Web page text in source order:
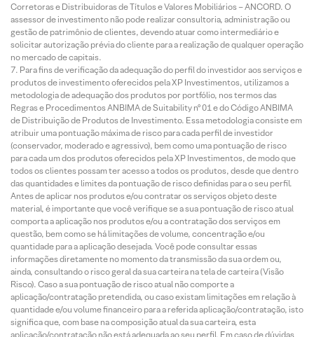
Corretoras e Distribuidoras de Títulos e Valores Mobiliários – ANCORD. O
assessor de investimento não pode realizar consultoria, administração ou
gestão de patrimônio de clientes, devendo atuar como intermediário e
solicitar autorização prévia do cliente para a realização de qualquer operação
no mercado de capitais.
Para fins de verificação da adequação do perfil do investidor aos serviços e
produtos de investimento oferecidos pela XP Investimentos, utilizamos a
metodologia de adequação dos produtos por portfólio, nos termos das
Regras e Procedimentos ANBIMA de Suitability nº 01 e do Código ANBIMA
de Distribuição de Produtos de Investimento. Essa metodologia consiste em
atribuir uma pontuação máxima de risco para cada perfil de investidor
(conservador, moderado e agressivo), bem como uma pontuação de risco
para cada um dos produtos oferecidos pela XP Investimentos, de modo que
todos os clientes possam ter acesso a todos os produtos, desde que dentro
das quantidades e limites da pontuação de risco definidas para o seu perfil.
Antes de aplicar nos produtos e/ou contratar os serviços objeto deste
material, é importante que você verifique se a sua pontuação de risco atual
comporta a aplicação nos produtos e/ou a contratação dos serviços em
questão, bem como se há limitações de volume, concentração e/ou
quantidade para a aplicação desejada. Você pode consultar essas
informações diretamente no momento da transmissão da sua ordem ou,
ainda, consultando o risco geral da sua carteira na tela de carteira (Visão
Risco). Caso a sua pontuação de risco atual não comporte a
aplicação/contratação pretendida, ou caso existam limitações em relação à
quantidade e/ou volume financeiro para a referida aplicação/contratação, isto
significa que, com base na composição atual da sua carteira, esta
aplicação/contratação não está adequada ao seu perfil. Em caso de dúvidas